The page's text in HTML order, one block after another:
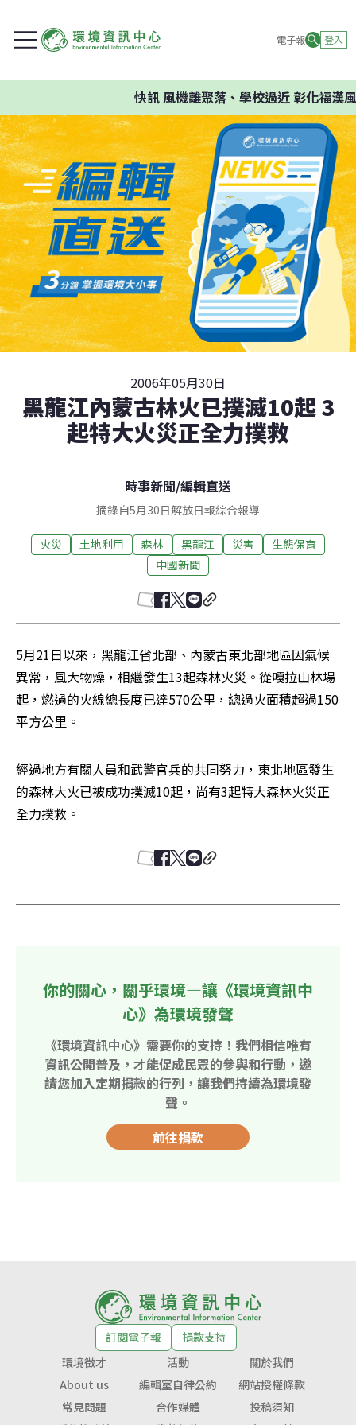
電子報 登入
快訊風機離聚落、學校過近 彰化福漢風
2006年05月30日
黑龍江內蒙古林火已撲滅10起 3
起特大火災正全力撲救
時事新聞/編輯直送
摘錄自5月30日解放日報綜合報導
火災 土地利用 森林 黑龍江 災害
生態保育
中國新聞
5月21日以來，黑龍江省北部、內蒙古東北部地區因氣候
異常，風大物燥，相繼發生13起森林火災。從嘎拉山林場
起，燃過的火線總長度已達570公里，總過火面積超過150
平方公里。
經過地方有關人員和武警官兵的共同努力，東北地區發生
的森林大火已被成功撲滅10起，尚有3起特大森林火災正
全力撲救。
你的關心，關乎環境—讓《環境資訊中
心》為環境發聲
《環境資訊中心》需要你的支持！我們相信唯有
資訊公開普及，才能促成民眾的參與和行動，邀
請您加入定期捐款的行列，讓我們持續為環境發
聲。
前往捐款
訂閱電子報
捐款支持
環境徵才
活動
關於我們
About us
編輯室自律公約
網站授權條款
常見問題
合作媒體
投稿須知